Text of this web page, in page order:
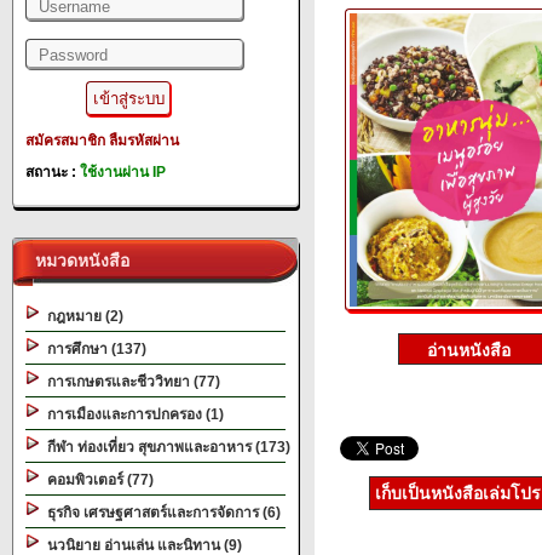
สมัครสมาชิก ลืมรหัสผ่าน
สถานะ : ใช้งานผ่าน IP
หมวดหนังสือ
กฎหมาย (2)
การศึกษา (137)
การเกษตรและชีววิทยา (77)
การเมืองและการปกครอง (1)
กีฬา ท่องเที่ยว สุขภาพและอาหาร (173)
คอมพิวเตอร์ (77)
ธุรกิจ เศรษฐศาสตร์และการจัดการ (6)
นวนิยาย อ่านเล่น และนิทาน (9)
เก็บเป็นหนังสือเล่มโป